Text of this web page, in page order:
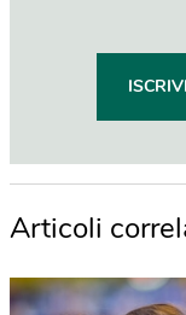
Articoli